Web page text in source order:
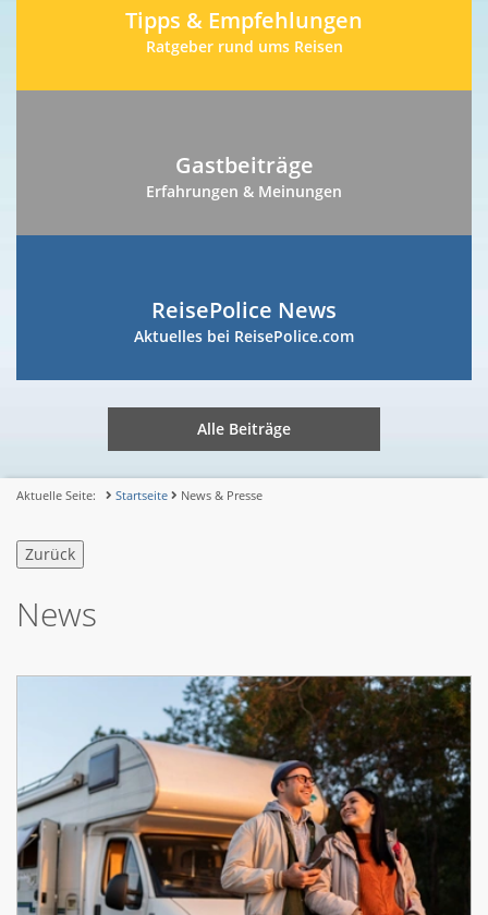
Tipps & Empfehlungen
Ratgeber rund ums Reisen
Gastbeiträge
Erfahrungen & Meinungen
ReisePolice News
Aktuelles bei ReisePolice.com
Alle Beiträge
Aktuelle Seite: Startseite News & Presse
News